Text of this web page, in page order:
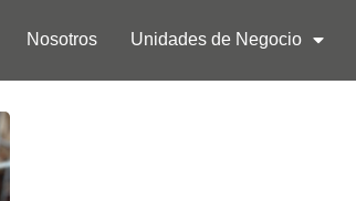
Nosotros Unidades de Negocio